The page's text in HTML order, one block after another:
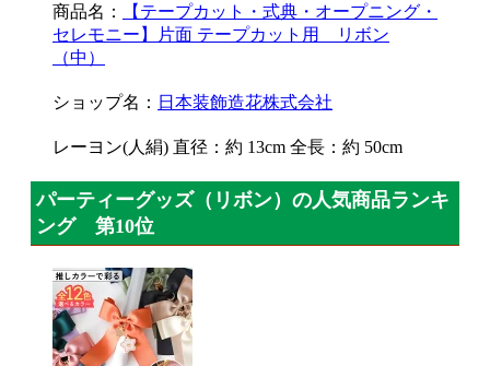
商品名：
【テープカット・式典・オープニング・
セレモニー】片面 テープカット用 リボン
（中）
ショップ名： 日本装飾造花株式会社
レーヨン(人絹) 直径：約 13cm 全長：約 50cm
パーティーグッズ（リボン）の人気商品ランキ
ング 第10位